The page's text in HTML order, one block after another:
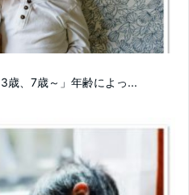
歳、7歳～」年齢によっ...